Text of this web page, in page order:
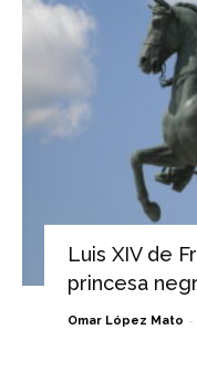
Luis XIV de
princesa
Omar López Mato -